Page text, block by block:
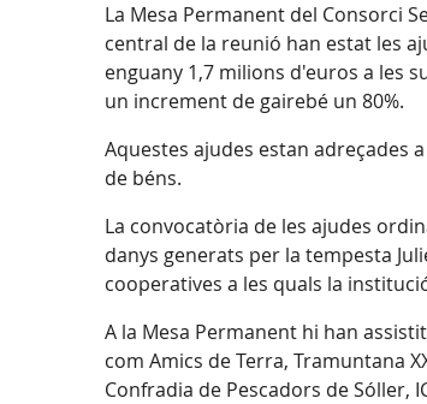
La Mesa Permanent del Consorci
central de la reunió han estat les
enguany 1,7 milions d'euros a les
un increment de gairebé un 80%.
Aquestes ajudes estan adreçades
de béns.
La convocatòria de les ajudes
danys generats per la tempesta
cooperatives a les quals la
A la Mesa Permanent hi han
com Amics de Terra, Tramuntana
Confradia de Pescadors de Sóller,